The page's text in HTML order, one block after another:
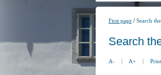
First page /Search
Search
A- | A+ | Print